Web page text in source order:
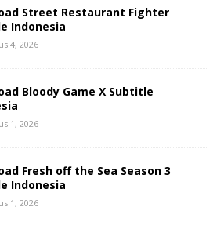
Street Restaurant Fighter
Indonesia
4, 2026
Bloody Game X Subtitle
1, 2026
Fresh off the Sea Season 3
Indonesia
1, 2026